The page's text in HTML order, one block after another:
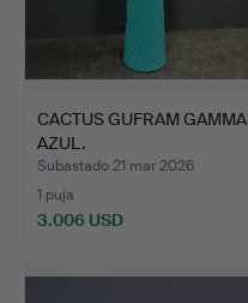
CACTUS GUFRAM GAMMA
AZUL.
Subastado 21 mar 2026
1 puja
3.006 USD